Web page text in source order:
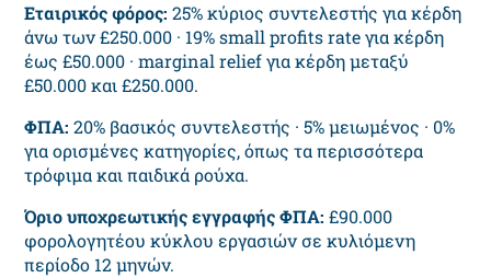
Εταιρικός φόρος: 25% κύριος συντελεστής για κέρδη
άνω των £250.000 · 19% small profits rate για κέρδη
έως £50.000 · marginal relief για κέρδη μεταξύ
£50.000 και £250.000.
ΦΠΑ: 20% βασικός συντελεστής · 5% μειωμένος · 0%
για ορισμένες κατηγορίες, όπως τα περισσότερα
τρόφιμα και παιδικά ρούχα.
Όριο υποχρεωτικής εγγραφής ΦΠΑ: £90.000
φορολογητέου κύκλου εργασιών σε κυλιόμενη
περίοδο 12 μηνών.